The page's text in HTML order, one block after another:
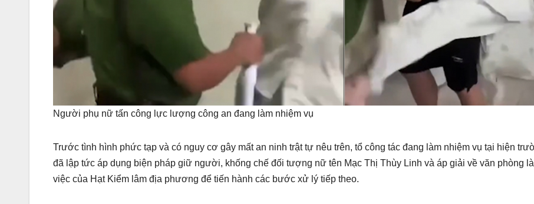
Người phụ nữ tấn công lực lượng công an đang làm nhiệm vụ
Trước tình hình phức tạp và có nguy cơ gây mất an ninh trật tự nêu trên, tổ công tác đang làm nhiệm vụ tại hiện
đã lập tức áp dụng biện pháp giữ người, khống chế đối tượng nữ tên Mạc Thị Thùy Linh và áp giải về văn phòng
việc của Hạt Kiểm lâm địa phương để tiến hành các bước xử lý tiếp theo.